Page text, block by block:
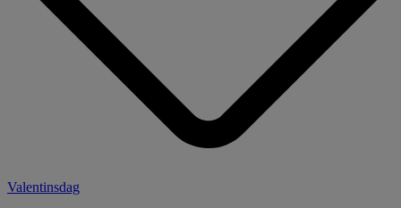
Valentinsdag